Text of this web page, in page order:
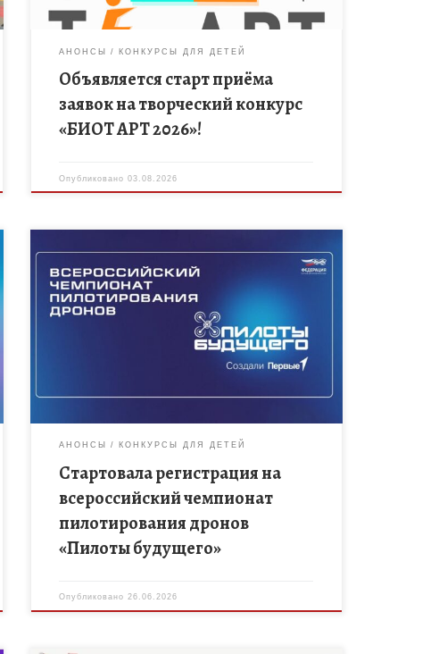
АНОНСЫ КОНКУРСЫ ДЛЯ ДЕТЕЙ
Объявляется старт приёма
заявок на творческий конкурс
«БИОТ АРТ 2026»!
Опубликовано03.08.2026
«Движение Первых» и Федерация гонок дронов
России объявили о регистрации на Всероссийский
чемпионат пилотирования дронов «Пилоты
будущего». В 2026 году соревнования пройдут в
АНОНСЫ КОНКУРСЫ ДЛЯ ДЕТЕЙ
Стартовала регистрация на
всероссийский чемпионат
пилотирования дронов
«Пилоты будущего»
Опубликовано26.06.2026